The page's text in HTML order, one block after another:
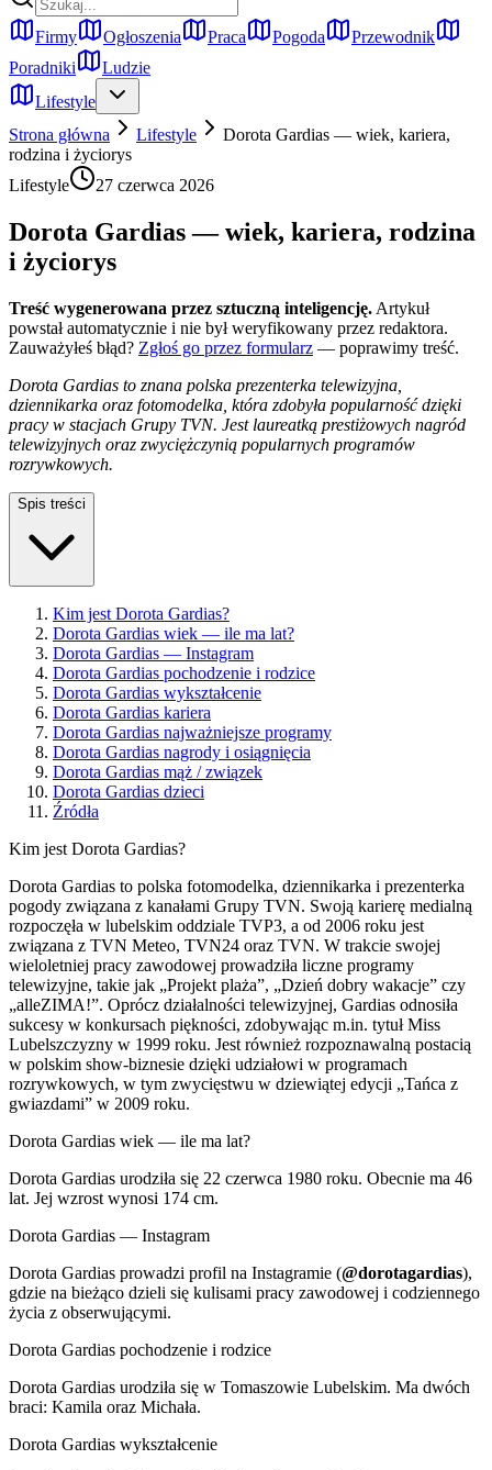
Firmy Ogłoszenia Praca Pogoda
Przewodnik
Poradniki
Ludzie
Lifestyle
Strona główna
Lifestyle
Dorota Gardias — wiek, kariera,
rodzina i życiorys
Lifestyle
27 czerwca 2026
Dorota Gardias — wiek, kariera, rodzina
i życiorys
Treść wygenerowana przez sztuczną inteligencję. Artykuł
powstał automatycznie i nie był weryfikowany przez redaktora.
Zauważyłeś błąd? Zgłoś go przez formularz — poprawimy treść.
Dorota Gardias to znana polska prezenterka telewizyjna,
dziennikarka oraz fotomodelka, która zdobyła popularność dzięki
pracy w stacjach Grupy TVN. Jest laureatką prestiżowych nagród
telewizyjnych oraz zwyciężczynią popularnych programów
rozrywkowych.
Spis treści
Kim jest Dorota Gardias?
Dorota Gardias wiek — ile ma lat?
Dorota Gardias — Instagram
Dorota Gardias pochodzenie i rodzice
Dorota Gardias wykształcenie
Dorota Gardias kariera
Dorota Gardias najważniejsze programy
Dorota Gardias nagrody i osiągnięcia
Dorota Gardias mąż / związek
Dorota Gardias dzieci
Źródła
Kim jest Dorota Gardias?
Dorota Gardias to polska fotomodelka, dziennikarka i prezenterka
pogody związana z kanałami Grupy TVN. Swoją karierę medialną
rozpoczęła w lubelskim oddziale TVP3, a od 2006 roku jest
związana z TVN Meteo, TVN24 oraz TVN. W trakcie swojej
wieloletniej pracy zawodowej prowadziła liczne programy
telewizyjne, takie jak „Projekt plaża”, „Dzień dobry wakacje” czy
„alleZIMA!”. Oprócz działalności telewizyjnej, Gardias odnosiła
sukcesy w konkursach piękności, zdobywając m.in. tytuł Miss
Lubelszczyzny w 1999 roku. Jest również rozpoznawalną postacią
w polskim show-biznesie dzięki udziałowi w programach
rozrywkowych, w tym zwycięstwu w dziewiątej edycji „Tańca z
gwiazdami” w 2009 roku.
Dorota Gardias wiek — ile ma lat?
Dorota Gardias urodziła się 22 czerwca 1980 roku. Obecnie ma 46
lat. Jej wzrost wynosi 174 cm.
Dorota Gardias — Instagram
Dorota Gardias prowadzi profil na Instagramie (@dorotagardias),
gdzie na bieżąco dzieli się kulisami pracy zawodowej i codziennego
życia z obserwującymi.
Dorota Gardias pochodzenie i rodzice
Dorota Gardias urodziła się w Tomaszowie Lubelskim. Ma dwóch
braci: Kamila oraz Michała.
Dorota Gardias wykształcenie